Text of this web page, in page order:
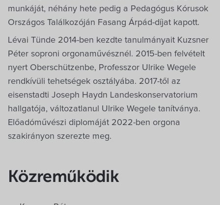
munkáját, néhány hete pedig a Pedagógus Kórusok
Országos Találkozóján Fasang Árpád-díjat kapott.
Lévai Tünde 2014-ben kezdte tanulmányait Kuzsner
Péter soproni orgonaművésznél. 2015-ben felvételt
nyert Oberschützenbe, Professzor Ulrike Wegele
rendkívüli tehetségek osztályába. 2017-től az
eisenstadti Joseph Haydn Landeskonservatorium
hallgatója, változatlanul Ulrike Wegele tanítványa.
Előadóművészi diplomáját 2022-ben orgona
szakirányon szerezte meg.
Közreműködik